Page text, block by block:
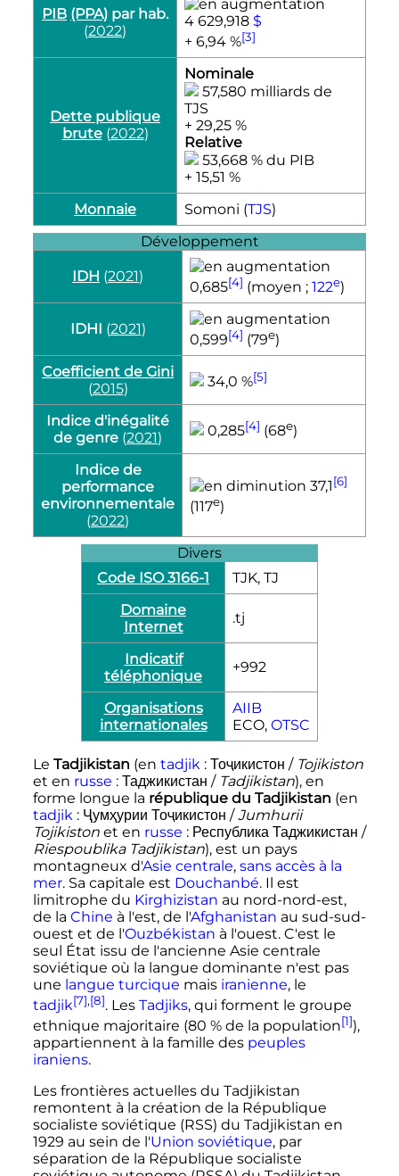
PIB (PPA) par hab.
(2022)
4 629,918 $
+ 6,94 %[3]
Dette publique
brute (2022)
Nominale
57,580 milliards de
TJS
+ 29,25 %
Relative
53,668 % du PIB
+ 15,51 %
Monnaie
Somoni (TJS​)
Développement
IDH (2021)
0,685[4] (moyen ; 122e)
IDHI (2021)
0,599[4] (79e)
Coefficient de Gini
(2015) 34,0 %[5]
Indice d'inégalité
de genre (2021) 0,285[4] (68e)
Indice de
performance
environnementale
(2022)
37,1[6]
(117e)
Divers
Code ISO 3166-1
TJK, TJ​
Domaine
Internet
.tj
Indicatif
téléphonique
+992
Organisations
internationales
AIIB
ECO, OTSC
Le Tadjikistan (en tadjik : Тоҷикистон / Tojikiston
et en russe : Таджикистан / Tadjikistan), en
forme longue la république du Tadjikistan (en
tadjik : Ҷумҳурии Тоҷикистон /Jumhurii
Tojikistonet en russe : Республика Таджикистан /
Riespoublika Tadjikistan), est un pays
montagneux d'Asie centrale, sans accès à la
mer. Sa capitale est Douchanbé. Il est
limitrophe du Kirghizistan au nord-nord-est,
de la Chine à l'est, de l'Afghanistan au sud-sud-
ouest et de l'Ouzbékistan à l'ouest. C'est le
seul État issu de l'ancienne Asie centrale
soviétique où la langue dominante n'est pas
une langue turcique mais iranienne, le
tadjik[7],[8]. Les Tadjiks, qui forment le groupe
ethnique majoritaire (80 % de la population[1]),
appartiennent à la famille des peuples
iraniens.
Les frontières actuelles du Tadjikistan
remontent à la création de la République
socialiste soviétique (RSS) du Tadjikistan en
1929 au sein de l'Union soviétique, par
séparation de la République socialiste